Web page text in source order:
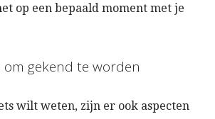
op een bepaald moment met je
gekend te worden
wilt weten, zijn er ook aspecten